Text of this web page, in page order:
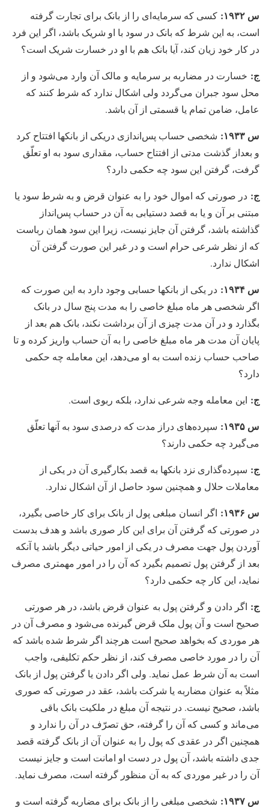
س ۱۹۳۲:
کسی که سرمایه‌ای را از بانک برای تجارت گرفته
است، به این شرط که بانک در سود با او شریک باشد، اگر این فرد
در کار خود زیان کند، آیا بانک هم با او در خسارت شریک است؟
ج: خسارت در مضاربه بر سرمایه و مالک آن وارد می‏‌شود و از
محل سود جبران می‏‌گردد ولی اشکال ندارد که شرط کنند که
عامل، ضامن تمام یا قسمتی از آن باشد.
س ۱۹۳۳:
شخصی حساب پس‌اندازی دریکی از بانکها افتتاح کرد
و بعداز گذشت مدتی از افتتاح حساب، مقداری سود به او تعلّق
گرفت، گرفتن این سود چه حکمی دارد؟
ج: در صورتی که اموال خود را به عنوان قرض و به شرط سود یا
مبتنی بر آن و یا به قصد دستیابی به آن در حساب پس‏‌انداز
گذاشته باشد، گرفتن آن جایز نیست، زیرا این سود همان رباست
که از نظر شرعی حرام است و در غیر این صورت گرفتن آن
اشکال ندارد.
س ۱۹۳۴:
در یکی از بانکها حسابی وجود دارد به این صورت که
اگر شخصی هر ماه مبلغ خاصی را به مدت پنج سال در بانک
بگذارد و در آن مدت چیزی از آن برداشت نکند، بانک هم بعد از
پایان آن مدت هر ماه مبلغ خاصی را به آن حساب واریز کرده و تا
صاحب حساب زنده است به او می‏‌دهد، این معامله چه حکمی
دارد؟
ج: این معامله وجه شرعی ندارد، بلکه ربوی است.
س ۱۹۳۵:
سپرده‏‌های دراز مدت که درصدی سود به آنها تعلّق
می‌گیرد چه حکمی دارند؟
ج: سپرده‏‌گذاری نزد بانکها به قصد بکارگیری آن در یکی از
معاملات حلال و همچنین سود حاصل از آن اشکال ندارد.
س ۱۹۳۶:
اگر انسان مبلغی پول از بانک برای کار خاصی بگیرد،
در صورتی که گرفتن آن برای این کار صوری باشد و هدف بدست
آوردن پول جهت مصرف در یکی از امور حیاتی دیگر باشد یا آنکه
بعد از گرفتن پول تصمیم بگیرد که آن را در امور مهمتری مصرف
نماید، این کار چه حکمی دارد؟
ج: اگر دادن و گرفتن پول به عنوان قرض باشد، در هر صورتی
صحیح است و آن پول ملک قرض گیرنده می‏‌شود و مصرف آن در
هر موردی که بخواهد صحیح است هرچند اگر شرط شده باشد که
آن را در مورد خاصی مصرف کند، از نظر حکم تکلیفی، واجب
است به آن شرط عمل نماید. ولی اگر دادن یا گرفتن پول از بانک
مثلاً به عنوان مضاربه یا شرکت باشد، عقد در صورتی که صوری
باشد، صحیح نیست. در نتیجه آن مبلغ در ملکیت بانک باقی
می‏‌ماند و کسی که آن را گرفته، حق تصرّف در آن را ندارد و
همچنین اگر در عقدی که پول را به عنوان آن از بانک گرفته قصد
جدی داشته باشد، آن پول در دست او امانت است و جایز نیست
آن را در غیر موردی که به آن منظور گرفته است، مصرف نماید.
س ۱۹۳۷: شخصی مبلغی را از بانک برای مضاربه گرفته است و